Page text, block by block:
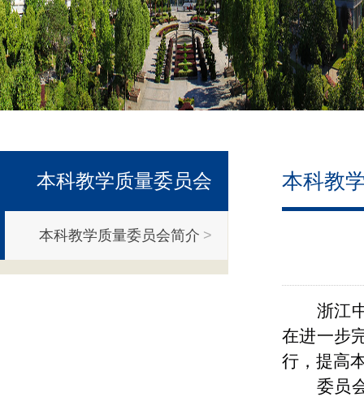
本科教学质量委员会
简介
本科教学质量委员会简介 >
本科教
浙江
在进一步
行，提高
委员